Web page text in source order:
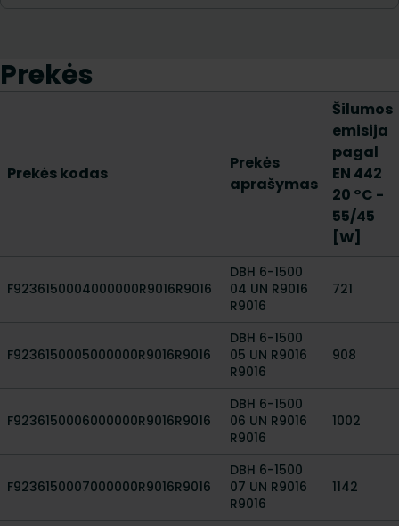
Prekės
Prekės kodas
Prekės
aprašymas
Šilumos
emisija
pagal
EN 442
20 °C -
55/45
[W]
F9236150004000000R9016R9016
DBH 6-1500
04 UN R9016
R9016
721
F9236150005000000R9016R9016
DBH 6-1500
05 UN R9016
R9016
908
F9236150006000000R9016R9016
DBH 6-1500
06 UN R9016
R9016
1002
F9236150007000000R9016R9016
DBH 6-1500
07 UN R9016
R9016
1142